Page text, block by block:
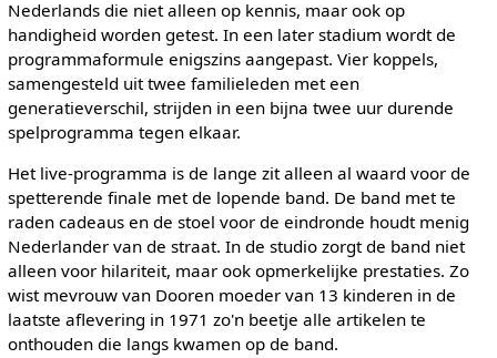
Nederlands die niet alleen op kennis, maar ook op
handigheid worden getest. In een later stadium wordt de
programmaformule enigszins aangepast. Vier koppels,
samengesteld uit twee familieleden met een
generatieverschil, strijden in een bijna twee uur durende
spelprogramma tegen elkaar.
Het live-programma is de lange zit alleen al waard voor de
spetterende finale met de lopende band. De band met te
raden cadeaus en de stoel voor de eindronde houdt menig
Nederlander van de straat. In de studio zorgt de band niet
alleen voor hilariteit, maar ook opmerkelijke prestaties. Zo
wist mevrouw van Dooren moeder van 13 kinderen in de
laatste aflevering in 1971 zo'n beetje alle artikelen te
onthouden die langs kwamen op de band.